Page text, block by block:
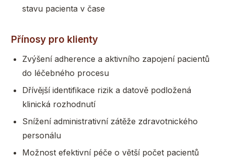
stavu pacienta v čase
Přínosy pro klienty
Zvýšení adherence a aktivního zapojení pacientů
do léčebného procesu
Dřívější identifikace rizik a datově podložená
klinická rozhodnutí
Snížení administrativní zátěže zdravotnického
personálu
Možnost efektivní péče o větší počet pacientů